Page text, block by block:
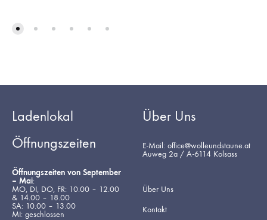
Ladenlokal
Öffnungszeiten
Öffnungszeiten von September
– Mai:
MO, DI, DO, FR: 10.00 – 12.00
& 14.00 – 18.00
SA: 10.00 – 13.00
MI: geschlossen
Über Uns
E-Mail: office@wolleundstaune.at
Auweg 2a / A-6114 Kolsass
Über Uns
Kontakt